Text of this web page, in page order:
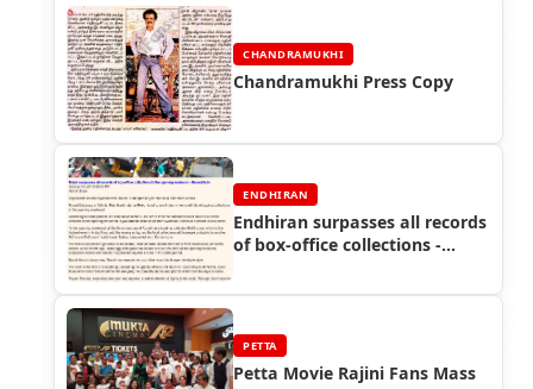
CHANDRAMUKHI
Chandramukhi Press Copy
ENDHIRAN
Endhiran surpasses all records
of box-office collections -
PETTA
Petta Movie Rajini Fans Mass